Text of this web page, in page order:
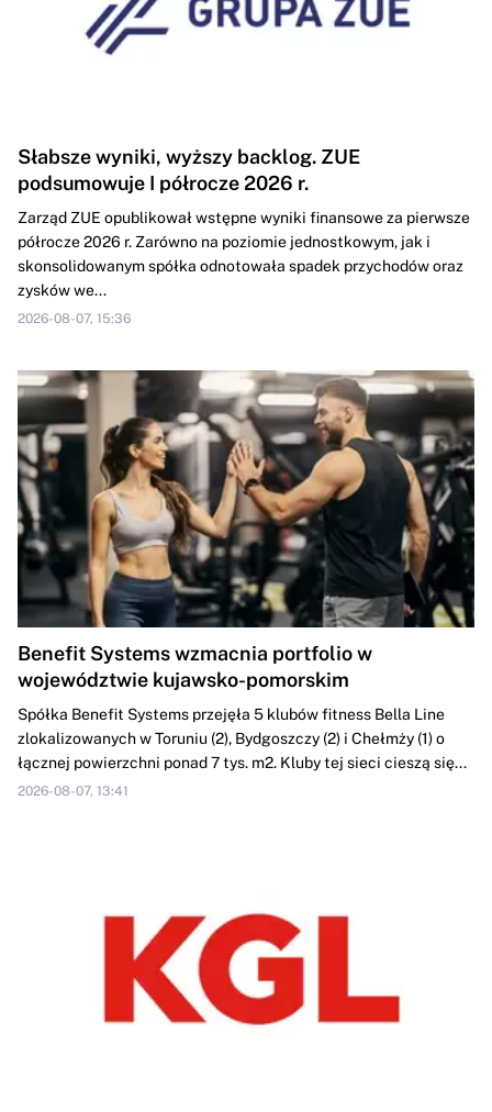
Słabsze wyniki, wyższy backlog. ZUE
podsumowuje I półrocze 2026 r.
Zarząd ZUE opublikował wstępne wyniki finansowe za pierwsze
półrocze 2026 r. Zarówno na poziomie jednostkowym, jak i
skonsolidowanym spółka odnotowała spadek przychodów oraz
zysków we...
2026-08-07, 15:36
Benefit Systems wzmacnia portfolio w
województwie kujawsko-pomorskim
Spółka Benefit Systems przejęła 5 klubów fitness Bella Line
zlokalizowanych w Toruniu (2), Bydgoszczy (2) i Chełmży (1) o
łącznej powierzchni ponad 7 tys. m2. Kluby tej sieci cieszą się...
2026-08-07, 13:41